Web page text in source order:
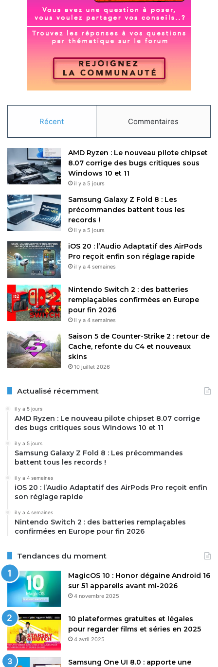
Récent Commentaires
AMD Ryzen : Le nouveau pilote chipset
8.07 corrige des bugs critiques sous
Windows 10 et 11
il y a 5 jours
Samsung Galaxy Z Fold 8 : Les
précommandes battent tous les
records !
il y a 5 jours
iOS 20 : l’Audio Adaptatif des AirPods
Pro reçoit enfin son réglage rapide
il y a 4 semaines
Nintendo Switch 2 : des batteries
remplaçables confirmées en Europe
pour fin 2026
il y a 4 semaines
Saison 5 de Counter-Strike 2 : retour de
Cache, refonte du C4 et nouveaux
skins
10 juillet 2026
Actualisé récemment
il y a 5 jours
AMD Ryzen : Le nouveau pilote chipset 8.07 corrige
des bugs critiques sous Windows 10 et 11
il y a 5 jours
Samsung Galaxy Z Fold 8 : Les précommandes
battent tous les records !
il y a 4 semaines
iOS 20 : l’Audio Adaptatif des AirPods Pro reçoit enfin
son réglage rapide
il y a 4 semaines
Nintendo Switch 2 : des batteries remplaçables
confirmées en Europe pour fin 2026
Tendances du moment
MagicOS 10 : Honor dégaine Android 16
sur 51 appareils avant mi-2026
4 novembre 2025
10 plateformes gratuites et légales
pour regarder films et séries en 2025
4 avril 2025
Samsung One UI 8.0 : apporte une